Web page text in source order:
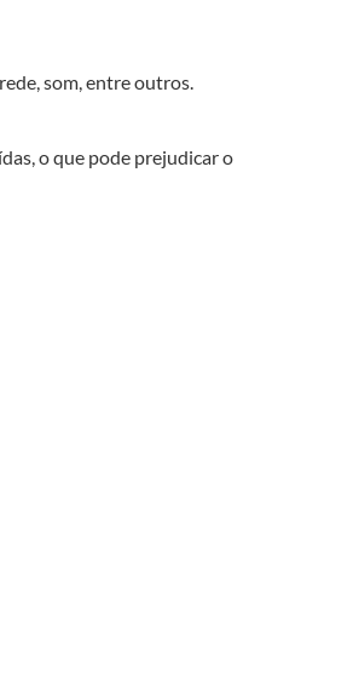
som, entre outros.
o que pode prejudicar o